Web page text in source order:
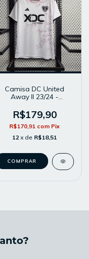
Camisa DC United
Away II 23/24 -
Torcedor - Branca
R$179,90
R$170,91 com Pix
12 x de R$18,51
COMPRAR